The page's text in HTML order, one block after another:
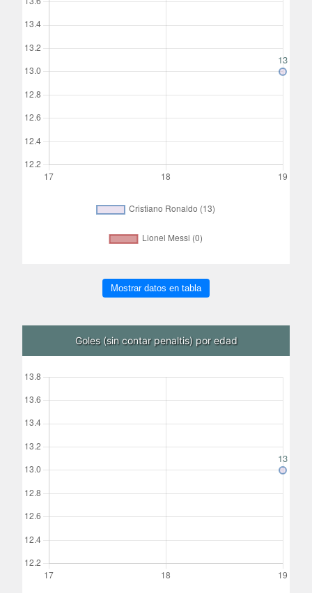
Mostrar datos en tabla
Goles (sin contar penaltis) por edad